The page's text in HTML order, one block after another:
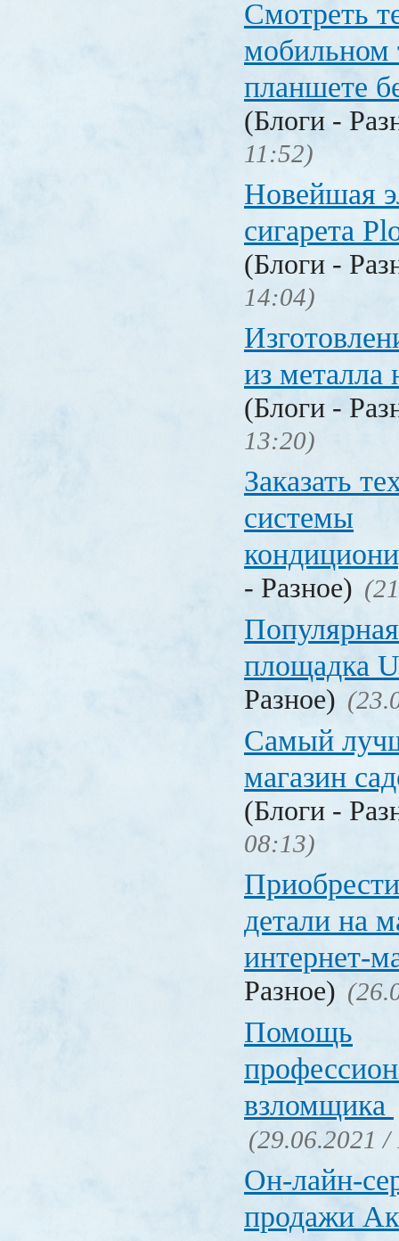
Смотреть
мобильном
планшете
(Блоги -
11:52)
Новейшая
сигарета
(Блоги -
14:04)
из
(Блоги -
13:20)
Заказать
системы
- Разное)
площадка
Разное)
Самый
магазин
(Блоги -
08:13)
детали на
интернет-
Разное)
Помощь
взломщика
(29.06.2021 /
Он-лайн-
продажи